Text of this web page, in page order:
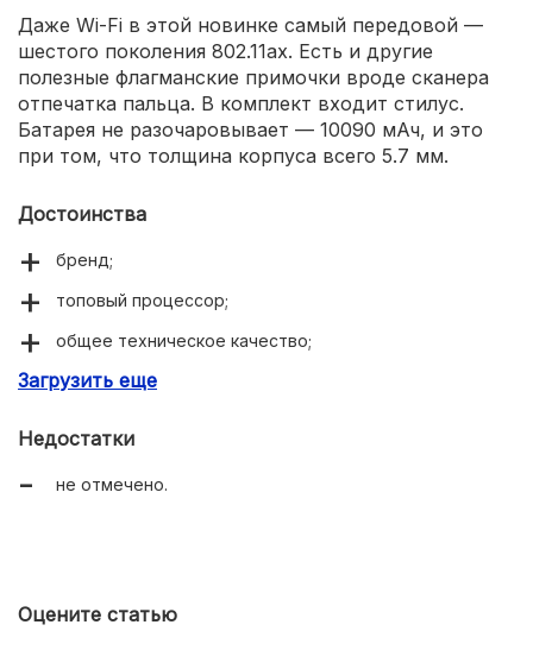
Даже Wi-Fi в этой новинке самый передовой —
шестого поколения 802.11ax. Есть и другие
полезные флагманские примочки вроде сканера
отпечатка пальца. В комплект входит стилус.
Батарея не разочаровывает — 10090 мАч, и это
при том, что толщина корпуса всего 5.7 мм.
Достоинства
бренд;
топовый процессор;
общее техническое качество;
корпус из армированного алюминия;
Загрузить еще
Недостатки
не отмечено.
Оцените статью